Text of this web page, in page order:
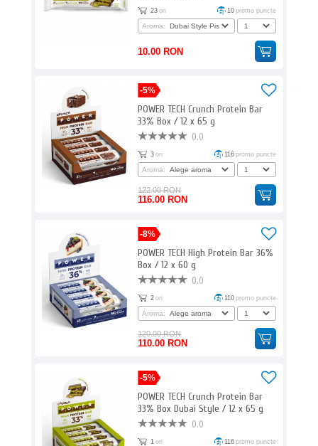
23 ori 10 promo puncte
Aroma:
10.00 RON
-5%
POWER TECH Crunch Protein Bar
33% Box / 12 x 65 g
0.0
3 ori 116 promo puncte
Aroma:
122.00 RON
116.00 RON
-8%
POWER TECH High Protein Bar 36%
Box / 12 x 60 g
0.0
2 ori 110 promo puncte
Aroma:
120.00 RON
110.00 RON
-5%
POWER TECH Crunch Protein Bar
33% Box Dubai Style / 12 x 65 g
0.0
1 ori 116 promo puncte